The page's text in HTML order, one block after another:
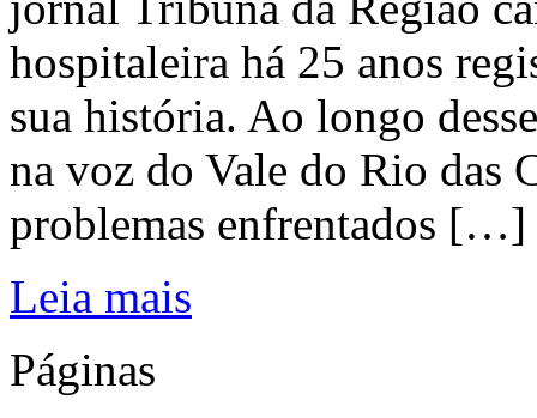
hospitaleira há 25 anos
sua história. Ao longo
na voz do Vale do Rio das
problemas enfrentados […]
Leia mais
Páginas